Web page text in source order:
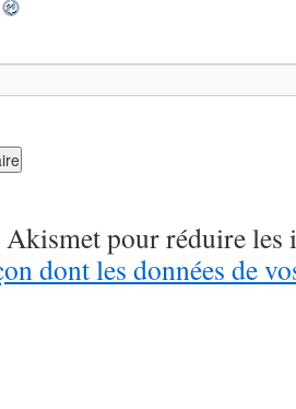
pour réduire les
dont les données de